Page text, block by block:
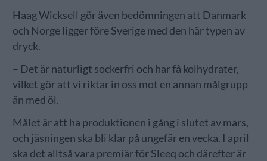
Haag Wicksell gör även bedömningen att Danmark
och Norge ligger före Sverige med den här typen av
dryck.
– Det är naturligt sockerfri och har få kolhydrater,
vilket gör att vi riktar in oss mot en annan målgrupp
än med öl.
Målet är att ha produktionen i gång i slutet av mars,
och jäsningen ska bli klar på ungefär en vecka. I april
ska det alltså vara premiär för Sleeq och därefter är